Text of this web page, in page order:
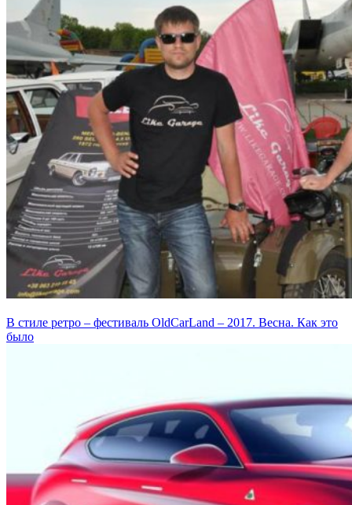
В стиле ретро – фестиваль OldCarLand – 2017. Весна. Как это
было